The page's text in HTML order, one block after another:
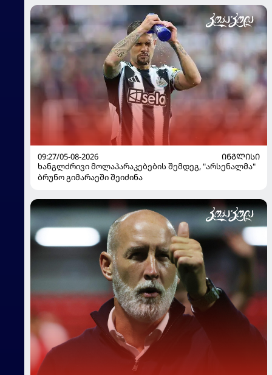
09:27/05-08-2026
ᲘᲜᲒᲚᲘᲡᲘ
ხანგლძრივი მოლაპარაკებების შემდეგ, "არსენალმა"
ბრუნო გიმარაეში შეიძინა